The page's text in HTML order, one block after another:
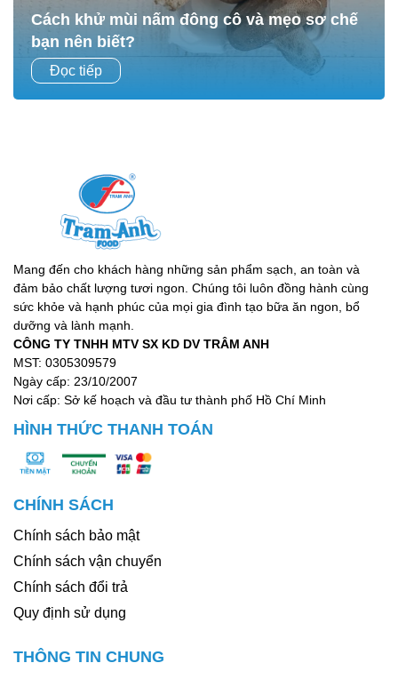
Cách khử mùi nấm đông cô và mẹo sơ chế
bạn nên biết?
Nấm đông cô không chỉ là nguyên liệu quen thuộc trong
nhiều món ăn gia đình Việt mà còn là “siêu thực phẩm”
giàu dinh dưỡng, tốt cho sức khỏe....
Đọc tiếp
Mang đến cho khách hàng những sản phẩm sạch, an toàn và
đảm bảo chất lượng tươi ngon. Chúng tôi luôn đồng hành cùng
sức khỏe và hạnh phúc của mọi gia đình tạo bữa ăn ngon, bổ
dưỡng và lành mạnh.
CÔNG TY TNHH MTV SX KD DV TRÂM ANH
MST: 0305309579
Ngày cấp: 23/10/2007
Nơi cấp: Sở kế hoạch và đầu tư thành phố Hồ Chí Minh
HÌNH THỨC THANH TOÁN
CHÍNH SÁCH
Chính sách bảo mật
Chính sách vận chuyển
Chính sách đổi trả
Quy định sử dụng
THÔNG TIN CHUNG